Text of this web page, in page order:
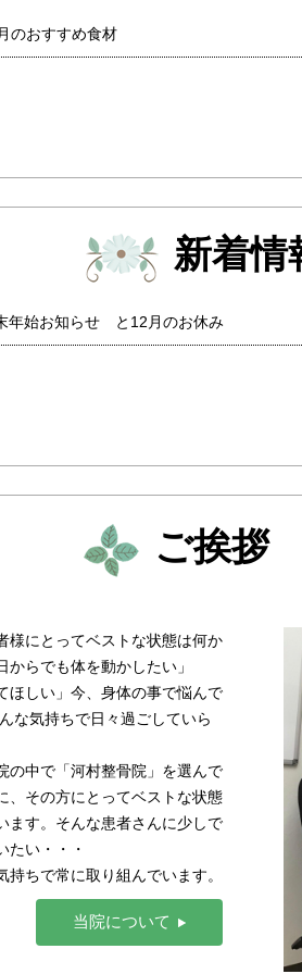
のおすすめ食材
新着情
年始お知らせ と12月のお休み
ご挨拶
にとってベストな状態は何か
らでも体を動かしたい」
ほしい」今、身体の事で悩んで
な気持ちで日々過ごしていら
の中で「河村整骨院」を選んで
、その方にとってベストな状態
ます。そんな患者さんに少しで
たい・・・
持ちで常に取り組んでいます。
当院について